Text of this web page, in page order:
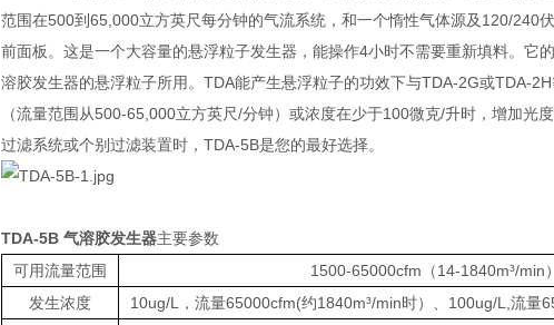
范围在500到 65,000立方英尺每分钟的气流系统，和一个惰性气体源及120/240伏
前面板。这是一个大容量的悬浮粒子发生器，能操作4小时不需要重新填料。它
溶胶发生器的悬浮粒子所用。 TDA能产生悬浮粒子的功效下与TDA-2G或TDA-2H
（流量范围从500-65,000立方英尺/分钟）或浓度在少于100微克/升时，增加光
过滤系统或个别过滤装置时， TDA-5B是您的最好选择。
TDA-5B 气溶胶发生器主要参数
可用流量范围
1500-65000cfm（14-1840m³/min）
发生浓度
10ug/L，流量65000cfm(约1840m³/min时）、100ug/L,流量